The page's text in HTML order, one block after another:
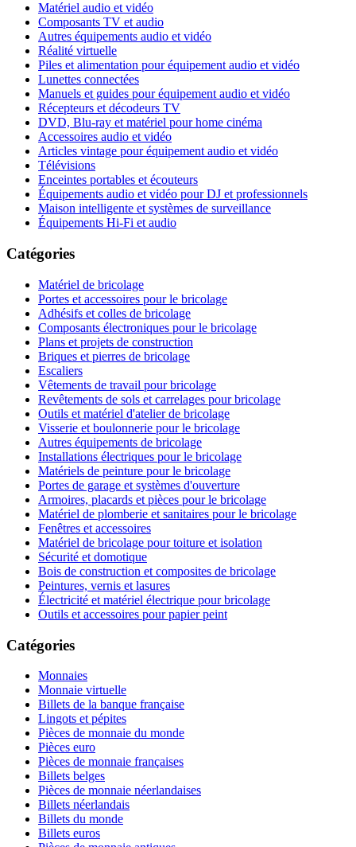
Matériel audio et vidéo
Composants TV et audio
Autres équipements audio et vidéo
Réalité virtuelle
Piles et alimentation pour équipement audio et vidéo
Lunettes connectées
Manuels et guides pour équipement audio et vidéo
Récepteurs et décodeurs TV
DVD, Blu-ray et matériel pour home cinéma
Accessoires audio et vidéo
Articles vintage pour équipement audio et vidéo
Télévisions
Enceintes portables et écouteurs
Équipements audio et vidéo pour DJ et professionnels
Maison intelligente et systèmes de surveillance
Équipements Hi-Fi et audio
Catégories
Matériel de bricolage
Portes et accessoires pour le bricolage
Adhésifs et colles de bricolage
Composants électroniques pour le bricolage
Plans et projets de construction
Briques et pierres de bricolage
Escaliers
Vêtements de travail pour bricolage
Revêtements de sols et carrelages pour bricolage
Outils et matériel d'atelier de bricolage
Visserie et boulonnerie pour le bricolage
Autres équipements de bricolage
Installations électriques pour le bricolage
Matériels de peinture pour le bricolage
Portes de garage et systèmes d'ouverture
Armoires, placards et pièces pour le bricolage
Matériel de plomberie et sanitaires pour le bricolage
Fenêtres et accessoires
Matériel de bricolage pour toiture et isolation
Sécurité et domotique
Bois de construction et composites de bricolage
Peintures, vernis et lasures
Électricité et matériel électrique pour bricolage
Outils et accessoires pour papier peint
Catégories
Monnaies
Monnaie virtuelle
Billets de la banque française
Lingots et pépites
Pièces de monnaie du monde
Pièces euro
Pièces de monnaie françaises
Billets belges
Pièces de monnaie néerlandaises
Billets néerlandais
Billets du monde
Billets euros